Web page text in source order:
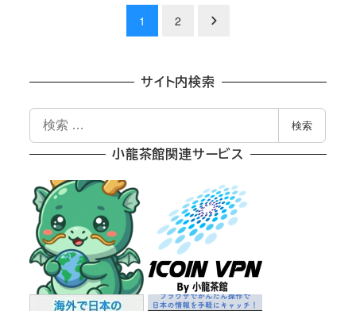
の
ペ
ー
ジ
送
り
1 2
サイト内検索
索
検索
小龍茶館関連サービス